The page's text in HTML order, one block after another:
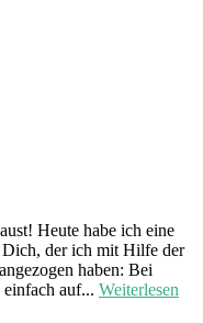
Heute habe ich eine
Dich, der ich mit Hilfe der
haben: Bei
auf... Weiterlesen